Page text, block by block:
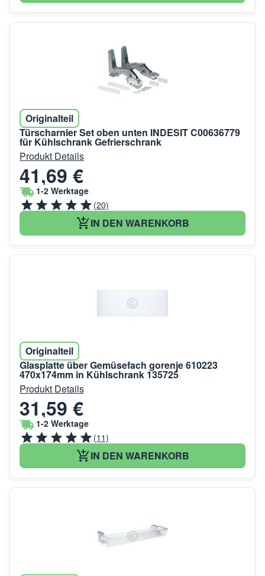
Originalteil
Türscharnier Set oben unten INDESIT C00636779
für Kühlschrank Gefrierschrank
Produkt Details
41,69 €
1-2 Werktage
(20)
IN DEN WARENKORB
Originalteil
Glasplatte über Gemüsefach gorenje 610223
470x174mm in Kühlschrank 135725
Produkt Details
31,59 €
1-2 Werktage
(11)
IN DEN WARENKORB